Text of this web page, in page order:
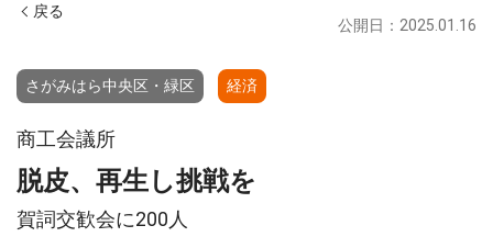
戻る
さがみはら中央区・緑区 経済
公開日：2025.01.16
商工会議所
脱皮、再生し挑戦を
賀詞交歓会に200人